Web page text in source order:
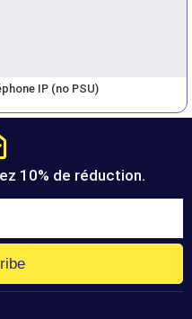
IP (no PSU)
10% de réduction.